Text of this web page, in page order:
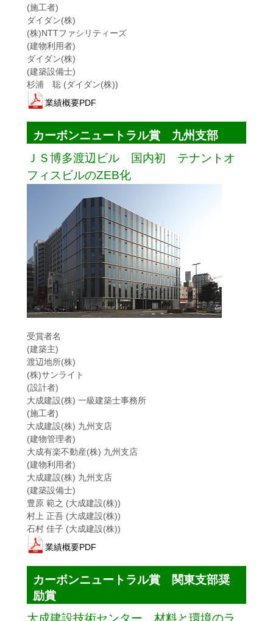
(施工者)
ダイダン(株)
(株)NTTファシリティーズ
(建物利用者)
ダイダン(株)
(建築設備士)
杉浦 聡 (ダイダン(株))
業績概要PDF
カーボンニュートラル賞 九州支部
ＪＳ博多渡辺ビル 国内初 テナントオ
フィスビルのZEB化
受賞者名
(建築主)
渡辺地所(株)
(株)サンライト
(設計者)
大成建設(株) 一級建築士事務所
(施工者)
大成建設(株) 九州支店
(建物管理者)
大成有楽不動産(株) 九州支店
(建物利用者)
大成建設(株) 九州支店
(建築設備士)
豊原 範之 (大成建設(株))
村上 正吾 (大成建設(株))
石村 佳子 (大成建設(株))
業績概要PDF
カーボンニュートラル賞 関東支部奨
励賞
大成建設技術センター 材料と環境のラ